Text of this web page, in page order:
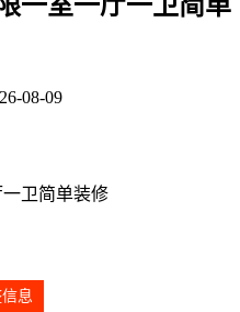
08-09
卫简单装修
息